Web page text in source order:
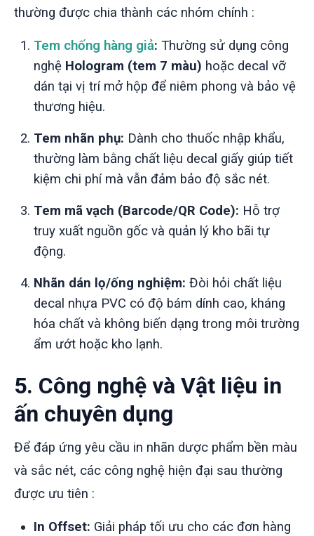
thường được chia thành các nhóm chính :
Tem chống hàng giả: Thường sử dụng công
nghệ Hologram (tem 7 màu) hoặc decal vỡ
dán tại vị trí mở hộp để niêm phong và bảo vệ
thương hiệu.
Tem nhãn phụ: Dành cho thuốc nhập khẩu,
thường làm bằng chất liệu decal giấy giúp tiết
kiệm chi phí mà vẫn đảm bảo độ sắc nét.
Tem mã vạch (Barcode/QR Code): Hỗ trợ
truy xuất nguồn gốc và quản lý kho bãi tự
động.
Nhãn dán lọ/ống nghiệm: Đòi hỏi chất liệu
decal nhựa PVC có độ bám dính cao, kháng
hóa chất và không biến dạng trong môi trường
ẩm ướt hoặc kho lạnh.
5. Công nghệ và Vật liệu in
ấn chuyên dụng
Để đáp ứng yêu cầu in nhãn dược phẩm bền màu
và sắc nét, các công nghệ hiện đại sau thường
được ưu tiên :
In Offset: Giải pháp tối ưu cho các đơn hàng